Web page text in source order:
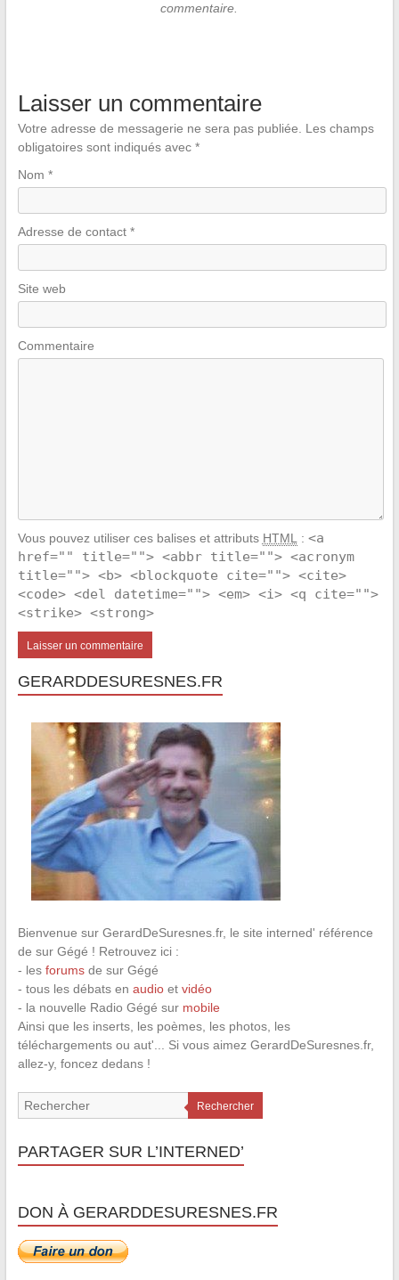
commentaire.
Laisser un commentaire
Votre adresse de messagerie ne sera pas publiée.
Les champs
obligatoires sont indiqués avec *
Nom *
Adresse de contact *
Site web
Commentaire
Vous pouvez utiliser ces balises et attributs HTML : <a
href="" title=""> <abbr title=""> <acronym
title=""> <b> <blockquote cite=""> <cite>
<code> <del datetime=""> <em> <i> <q cite="">
<strike> <strong>
GERARDDESURESNES.FR
Bienvenue sur GerardDeSuresnes.fr, le site interned' référence
de sur Gégé ! Retrouvez ici :
- les forumsde sur Gégé
- tous les débats en audioet vidéo
- la nouvelle Radio Gégé sur mobile
Ainsi que les inserts, les poèmes, les photos, les
téléchargements ou aut'... Si vous aimez GerardDeSuresnes.fr,
allez-y, foncez dedans !
Rechercher
PARTAGER SUR L’INTERNED’
DON À GERARDDESURESNES.FR